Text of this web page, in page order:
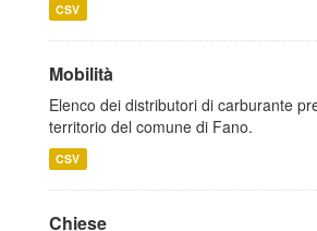
CSV
Mobilità
Elenco dei distributori di carburante
territorio del comune di Fano.
CSV
Chiese